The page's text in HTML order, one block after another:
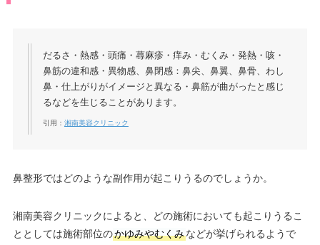
だるさ・熱感・頭痛・蕁麻疹・痒み・むくみ・発熱・咳・
鼻筋の違和感・異物感、鼻閉感：鼻尖、鼻翼、鼻骨、わし
鼻・仕上がりがイメージと異なる・鼻筋が曲がったと感じ
るなどを生じることがあります。
引用： 湘南美容クリニック
鼻整形ではどのような副作用が起こりうるのでしょうか。
湘南美容クリニックによると、どの施術においても起こりうるこ
ととしては施術部位のかゆみやむくみなどが挙げられるようで